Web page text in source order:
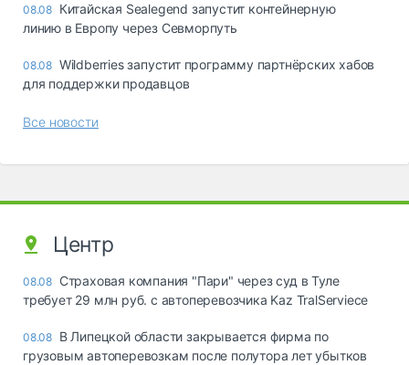
08.08 Китайская Sealegend запустит контейнерную
линию в Европу через Севморпуть
08.08 Wildberries запустит программу партнёрских хабов
для поддержки продавцов
Все новости
Центр
08.08 Страховая компания "Пари" через суд в Туле
требует 29 млн руб. с автоперевозчика Kaz TralServiece
08.08 В Липецкой области закрывается фирма по
грузовым автоперевозкам после полутора лет убытков